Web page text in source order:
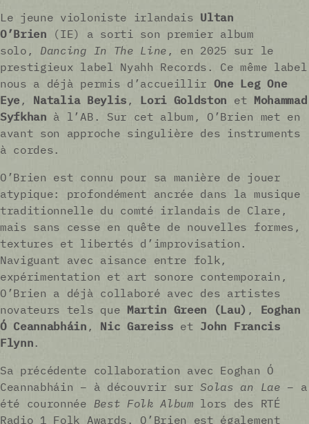
Le jeune violoniste irlandais Ultan
O’Brien (IE) a sorti son premier album
solo, Dancing In The Line , en 2025 sur le
prestigieux label Nyahh Records. Ce même label
nous a déjà permis d’accueillir One Leg One
Eye , Natalia Beylis , Lori Goldston et Mohammad
Syfkhan à l’AB. Sur cet album, O’Brien met en
avant son approche singulière des instruments
à cordes.
O’Brien est connu pour sa manière de jouer
atypique: profondément ancrée dans la musique
traditionnelle du comté irlandais de Clare,
mais sans cesse en quête de nouvelles formes,
textures et libertés d’improvisation.
Naviguant avec aisance entre folk,
expérimentation et art sonore contemporain,
O’Brien a déjà collaboré avec des artistes
novateurs tels que Martin Green (Lau) , Eoghan
Ó Ceannabháin , Nic Gareiss et John Francis
Flynn.
Sa précédente collaboration avec Eoghan Ó
Ceannabháin – à découvrir surSolas an Lae – a
été couronnée Best Folk Album lors des RTÉ
Radio 1 Folk Awards. O’Brien est également